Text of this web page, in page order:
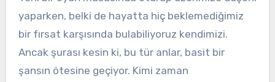
yaparken, belki de hayatta hiç beklemediğimiz
bir fırsat karşısında bulabiliyoruz kendimizi.
Ancak şurası kesin ki, bu tür anlar, basit bir
şansın ötesine geçiyor. Kimi zaman